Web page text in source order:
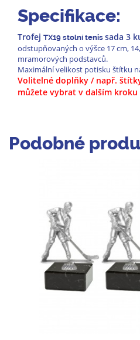
Specifikace:
Trofej TX19 stolní tenis sada 3
odstupňovaných o výšce 17 cm,
mramorových podstavců.
Maximální velikost potisku štítku
Volitelné doplňky / např.
můžete vybrat v dalším kroku
Podobné